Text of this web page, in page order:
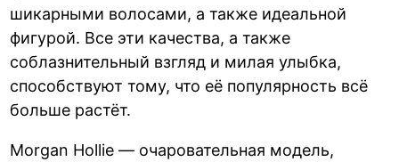
шикарными волосами, а также идеальной
фигурой. Все эти качества, а также
соблазнительный взгляд и милая улыбка,
способствуют тому, что её популярность всё
больше растёт.
Morgan Hollie — очаровательная модель,